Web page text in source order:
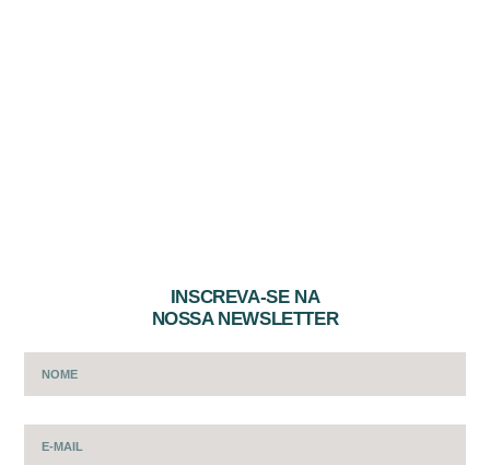
INSCREVA-SE NA
NOSSA NEWSLETTER